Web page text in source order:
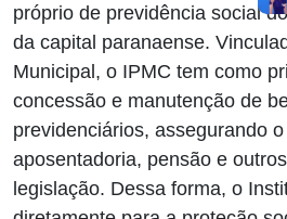
próprio de previdência social
da capital paranaense.
Municipal, o IPMC tem como
concessão e manutenção de
previdenciários, assegurando
aposentadoria, pensão e
legislação. Dessa forma, o